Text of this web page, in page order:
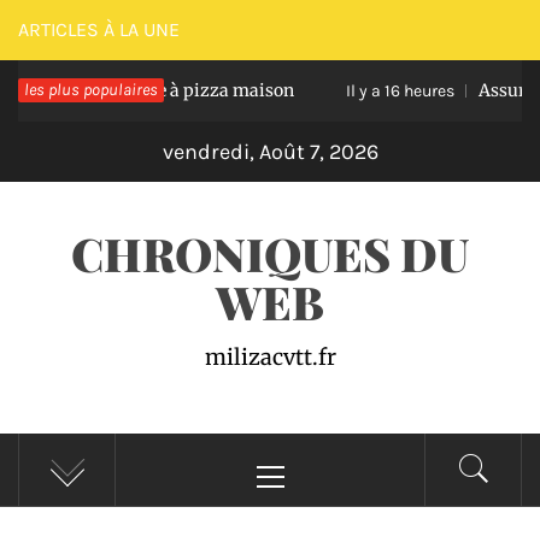
Passer
au
contenu
ARTICLES À LA UNE
les plus populaires
une pâte à pizza maison Il y a 16 heures Assurance auto
vendredi, Août 7, 2026
CHRONIQUES DU
WEB
milizacvtt.fr
principal